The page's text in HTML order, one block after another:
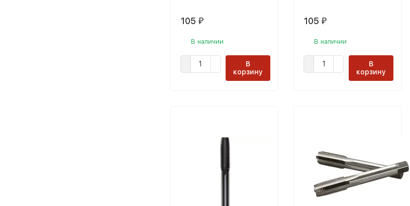
105 ₽
В наличии
В
корзину
105 ₽
В наличии
В
корзину